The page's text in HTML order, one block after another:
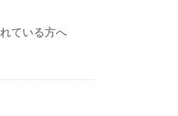
ている方へ